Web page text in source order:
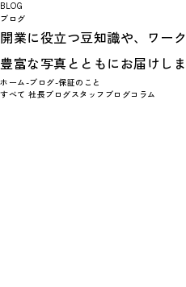
BLOG
ブログ
開業に役立つ豆知識や、ワー
豊富な写真とともにお届けしま
ホーム-ブログ-保証のこと
すべて 社長ブログスタッフブログコラム